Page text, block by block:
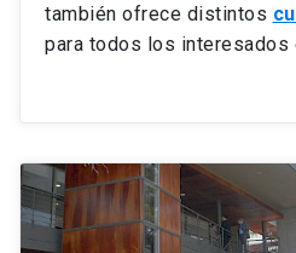
también ofrece distintos
para todos los interesados